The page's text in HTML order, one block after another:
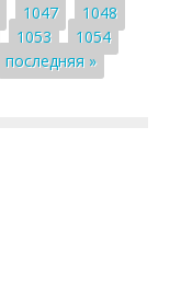
1047
1048
1053
1054
последняя »